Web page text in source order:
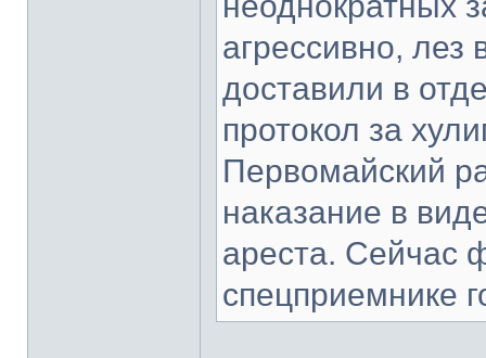
агрессивно,
доставили в
протокол за
Первомайский
наказание в
ареста. Сейчас
спецприемнике